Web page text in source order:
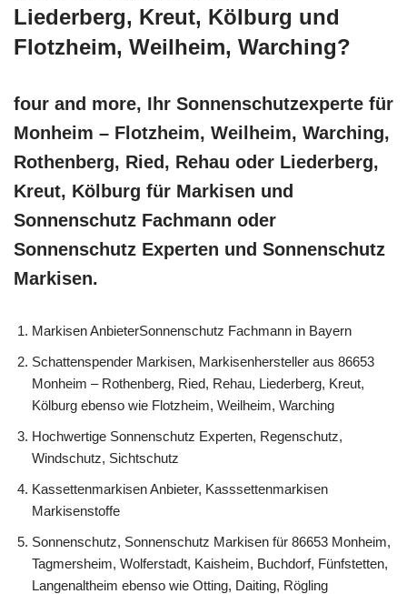
Liederberg, Kreut, Kölburg und
Flotzheim, Weilheim, Warching?
four and more, Ihr Sonnenschutzexperte für
Monheim – Flotzheim, Weilheim, Warching,
Rothenberg, Ried, Rehau oder Liederberg,
Kreut, Kölburg für Markisen und
Sonnenschutz Fachmann oder
Sonnenschutz Experten und Sonnenschutz
Markisen.
Markisen AnbieterSonnenschutz Fachmann in Bayern
Schattenspender Markisen, Markisenhersteller aus 86653
Monheim – Rothenberg, Ried, Rehau, Liederberg, Kreut,
Kölburg ebenso wie Flotzheim, Weilheim, Warching
Hochwertige Sonnenschutz Experten, Regenschutz,
Windschutz, Sichtschutz
Kassettenmarkisen Anbieter, Kasssettenmarkisen
Markisenstoffe
Sonnenschutz, Sonnenschutz Markisen für 86653 Monheim,
Tagmersheim, Wolferstadt, Kaisheim, Buchdorf, Fünfstetten,
Langenaltheim ebenso wie Otting, Daiting, Rögling